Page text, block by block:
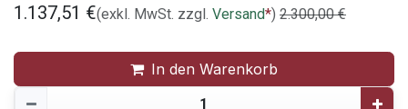
1.137,51 €(exkl. MwSt. zzgl. Versand*) 2.300,00€
In den Warenkorb